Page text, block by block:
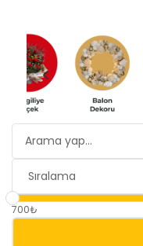
700₺